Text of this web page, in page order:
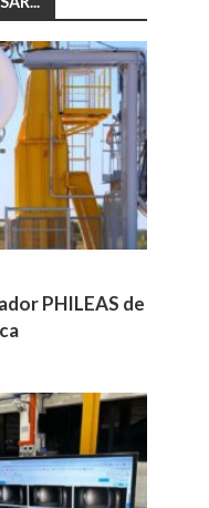
PHILEAS de